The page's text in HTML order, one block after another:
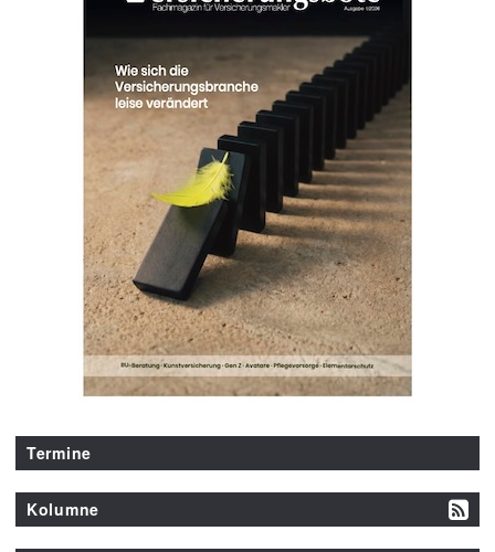
Termine
Kolumne